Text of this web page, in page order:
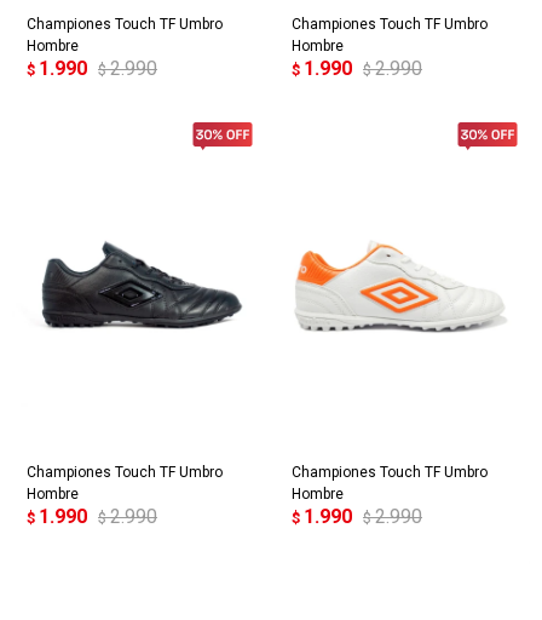
Championes Touch TF Umbro
Hombre
$ 1.990 $ 2.990
Championes Touch TF Umbro
Hombre
$ 1.990 $ 2.990
Championes Touch TF Umbro
Hombre
$ 1.990 $ 2.990
Championes Touch TF Umbro
Hombre
$ 1.990 $ 2.990